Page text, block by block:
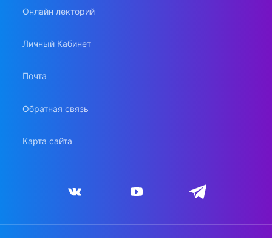
Онлайн лекторий
Личный Кабинет
Почта
Обратная связь
Карта сайта